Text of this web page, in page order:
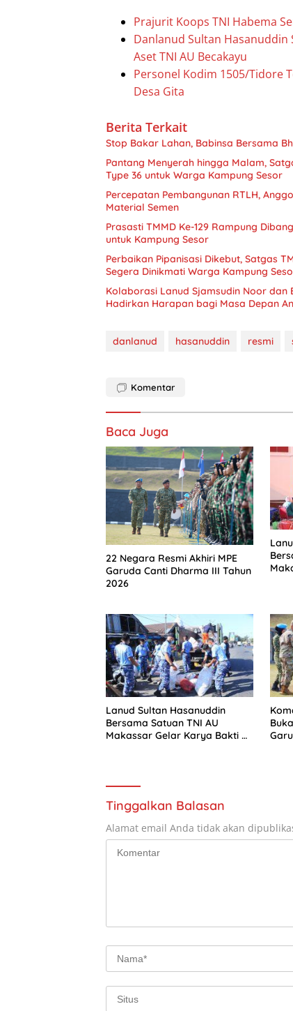
Prajurit Koops TNI Habema
Danlanud Sultan Hasanuddin
Aset TNI AU Becakayu
Personel Kodim 1505/Tidore
Desa Gita
Berita Terkait
Stop Bakar Lahan, Babinsa Bersama
Pantang Menyerah hingga Malam,
Type 36 untuk Warga Kampung Sesor
Percepatan Pembangunan RTLH,
Material Semen
Prasasti TMMD Ke-129 Rampung
untuk Kampung Sesor
Perbaikan Pipanisasi Dikebut, Satgas
Segera Dinikmati Warga Kampung
Kolaborasi Lanud Sjamsudin Noor dan
Hadirkan Harapan bagi Masa Depan
danlanud hasanuddin resmi
Komentar
Baca Juga
22 Negara Resmi Akhiri MPE
Garuda Canti Dharma III Tahun
2026
Lanud Sultan Hasanuddin
Bersama Satuan TNI AU
Makassar Gelar Karya Bakti di
Tinggalkan Balasan
Alamat email Anda tidak akan